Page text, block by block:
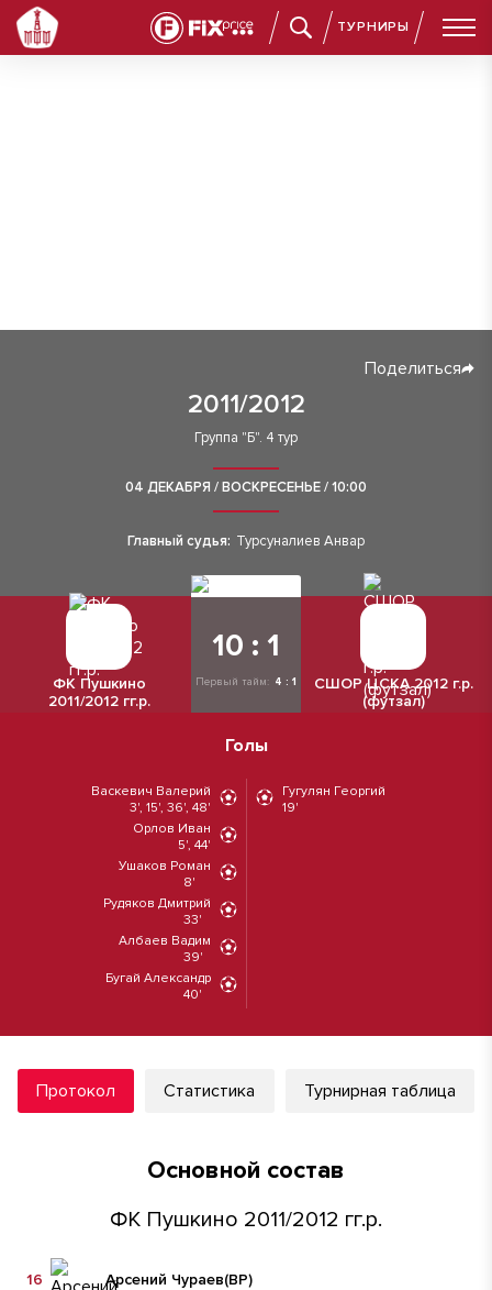
ТУРНИРЫ
2011/2012
Поделиться
Группа "Б". 4 тур
04 ДЕКАБРЯ / ВОСКРЕСЕНЬЕ / 10:00
Главный судья: Турсуналиев Анвар
ФК Пушкино
2011/2012 гг.р.
10 : 1
Первый тайм: 4 : 1
СШОР ЦСКА 2012 г.р.
(футзал)
Голы
Васкевич Валерий
3', 15', 36', 48'
Орлов Иван
5', 44'
Ушаков Роман
8'
Рудяков Дмитрий
33'
Албаев Вадим
39'
Бугай Александр
40'
Гугулян Георгий
19'
Протокол Статистика Турнирная таблица
Основной состав
ФК Пушкино 2011/2012 гг.р.
Арсений Чураев(ВР)
16